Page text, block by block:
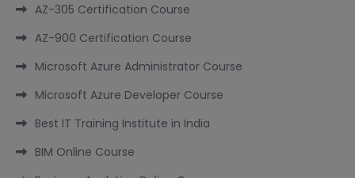
AZ-305 Certification Course
AZ-900 Certification Course
Microsoft Azure Administrator Course
Microsoft Azure Developer Course
Best IT Training Institute in India
BIM Online Course